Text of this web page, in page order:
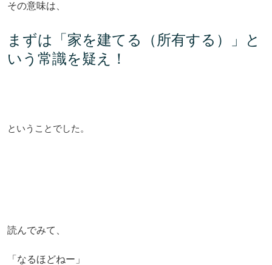
その意味は、
まずは「家を建てる（所有する）」と
いう常識を疑え！
ということでした。
読んでみて、
「なるほどねー」